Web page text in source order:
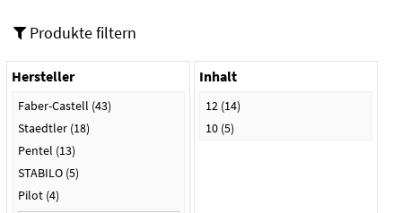
Produkte filtern
Hersteller
Faber-Castell (43)
Staedtler (18)
Pentel (13)
STABILO (5)
Pilot (4)
Inhalt
12 (14)
10 (5)